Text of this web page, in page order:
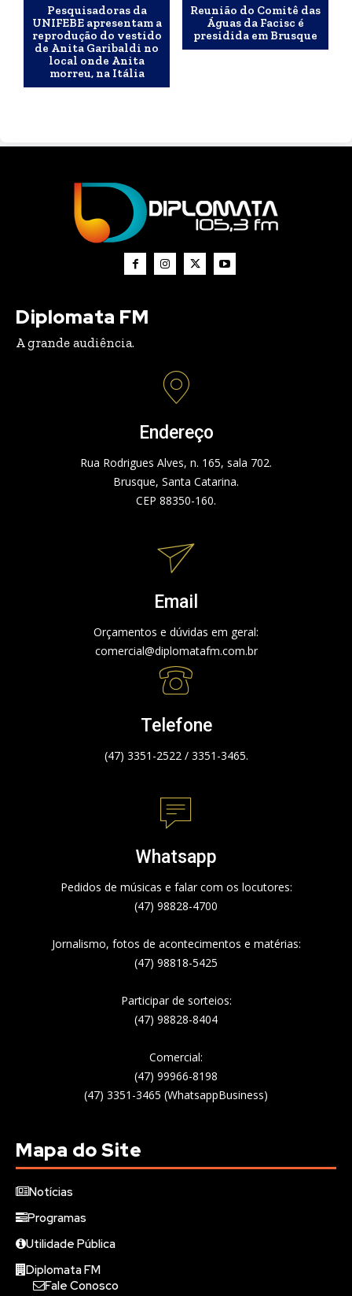
Pesquisadoras da
UNIFEBE apresentam a
reprodução do vestido
de Anita Garibaldi no
local onde Anita
morreu, na Itália
Reunião do Comitê das
Águas da Facisc é
presidida em Brusque
Diplomata FM
A grande audiência.
Endereço
Rua Rodrigues Alves, n. 165, sala 702.
Brusque, Santa Catarina.
CEP 88350-160.
Email
Orçamentos e dúvidas em geral:
comercial@diplomatafm.com.br
Telefone
(47) 3351-2522 / 3351-3465.
Whatsapp
Pedidos de músicas e falar com os locutores:
(47) 98828-4700
Jornalismo, fotos de acontecimentos e matérias:
(47) 98818-5425
Participar de sorteios:
(47) 98828-8404
Comercial:
(47) 99966-8198
(47) 3351-3465 (WhatsappBusiness)
Mapa do Site
Notícias
Programas
Utilidade Pública
Diplomata FM
Fale Conosco